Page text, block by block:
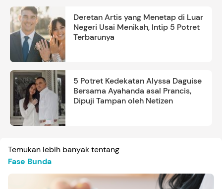
Deretan Artis yang Menetap di Luar
Negeri Usai Menikah, Intip 5 Potret
Terbarunya
5 Potret Kedekatan Alyssa Daguise
Bersama Ayahanda asal Prancis,
Dipuji Tampan oleh Netizen
Temukan lebih banyak tentang
Fase Bunda